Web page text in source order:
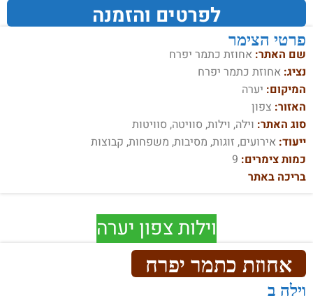
לפרטים והזמנה
פרטי הצימר
שם האתר: אחוזת כתמר יפרח
נציג: אחוזת כתמר יפרח
המיקום: יערה
האזור: צפון
סוג האתר: וילה, וילות, סוויטה, סוויטות
ייעוד: אירועים, זוגות, מסיבות, משפחות, קבוצות
כמות צימרים: 9
בריכה באתר
וילות צפון יערה
אחוזת כתמר יפרח
וילה ב